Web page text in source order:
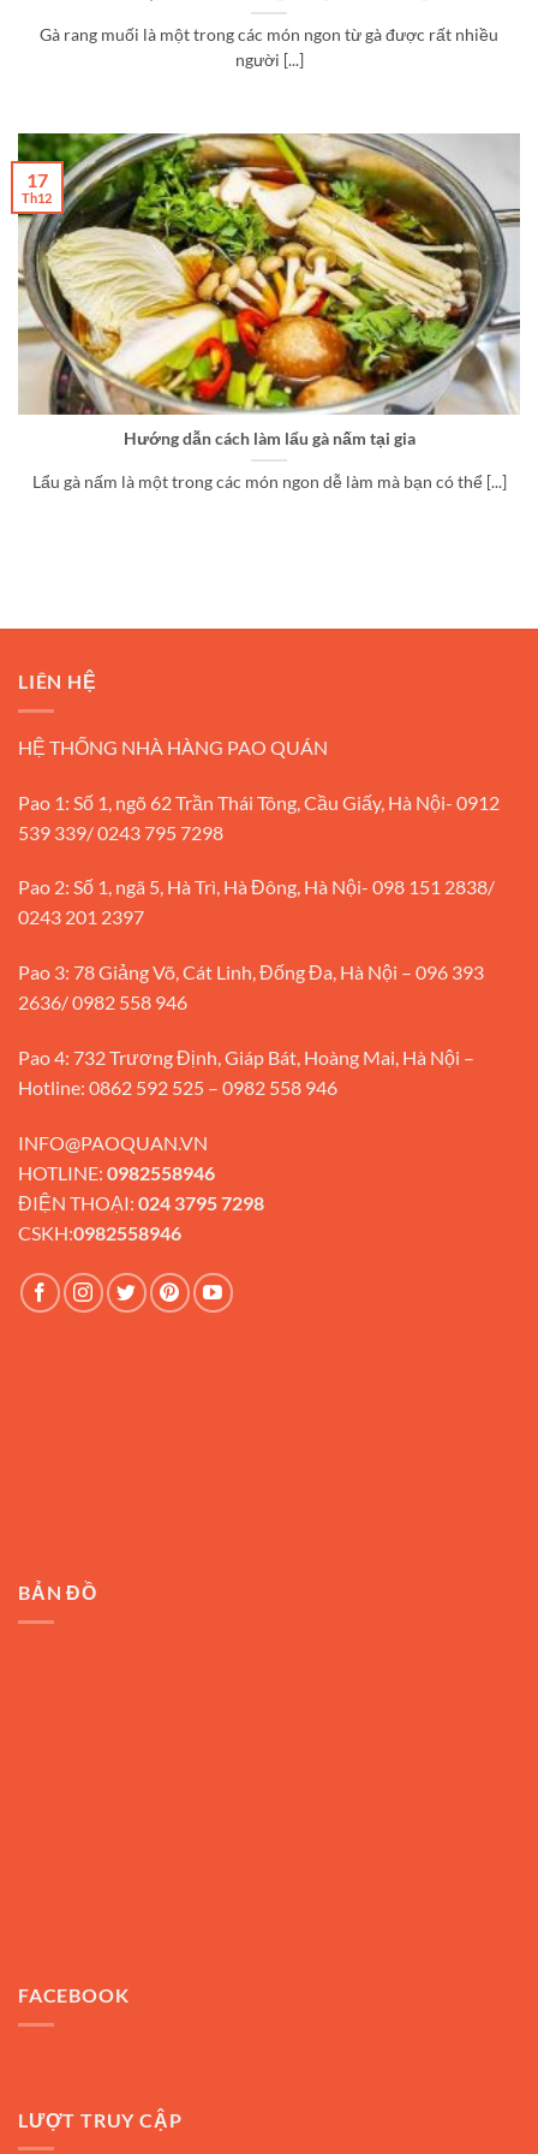
Gà rang muối là một trong các món ngon từ gà được rất nhiều
người [...]
Hướng dẫn cách làm lẩu gà nấm tại gia
Lẩu gà nấm là một trong các món ngon dễ làm mà bạn có thể [...]
17
Th12
LIÊN HỆ
HỆ THỐNG NHÀ HÀNG PAO QUÁN
Pao 1: Số 1, ngõ 62 Trần Thái Tông, Cầu Giấy, Hà Nội- 0912
539 339/ 0243 795 7298
Pao 2: Số 1, ngã 5, Hà Trì, Hà Đông, Hà Nội- 098 151 2838/
0243 201 2397
Pao 3: 78 Giảng Võ, Cát Linh, Đống Đa, Hà Nội – 096 393
2636/ 0982 558 946
Pao 4: 732 Trương Định, Giáp Bát, Hoàng Mai, Hà Nội –
Hotline: 0862 592 525 – 0982 558 946
INFO@PAOQUAN.VN
HOTLINE: 0982558946
ĐIỆN THOẠI: 024 3795 7298
CSKH:0982558946
BẢN ĐỒ
FACEBOOK
LƯỢT TRUY CẬP